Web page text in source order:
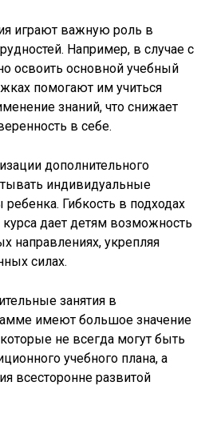
играют важную роль в
Например, в случае с
освоить основной учебный
помогают им учиться
знаний, что снижает
в себе.
дополнительного
индивидуальные
ребенка. Гибкость в подходах
дает детям возможность
направлениях, укрепляя
силах.
занятия в
имеют большое значение
не всегда могут быть
учебного плана, а
всесторонне развитой